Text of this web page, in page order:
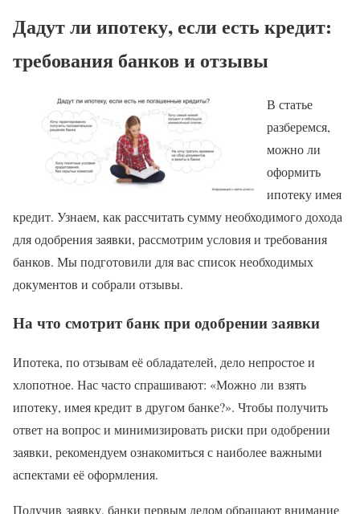
Дадут ли ипотеку, если есть кредит:
требования банков и отзывы
В статье
разберемся,
можно ли
оформить
ипотеку имея
кредит. Узнаем, как рассчитать сумму необходимого дохода
для одобрения заявки, рассмотрим условия и требования
банков. Мы подготовили для вас список необходимых
документов и собрали отзывы.
На что смотрит банк при одобрении заявки
Ипотека, по отзывам её обладателей, дело непростое и
хлопотное. Нас часто спрашивают: «Можно ли взять
ипотеку, имея кредит в другом банке?». Чтобы получить
ответ на вопрос и минимизировать риски при одобрении
заявки, рекомендуем ознакомиться с наиболее важными
аспектами её оформления.
Получив заявку, банки первым делом обращают внимание